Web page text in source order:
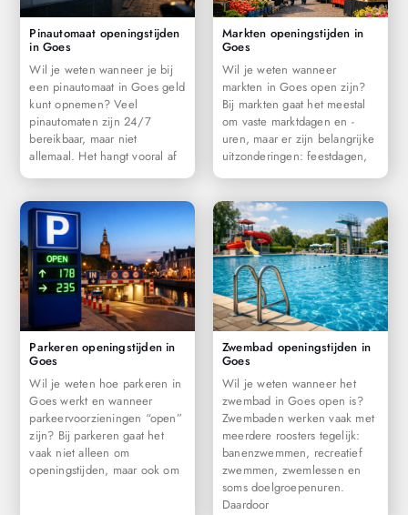
Pinautomaat openingstijden
in Goes
Wil je weten wanneer je bij
een pinautomaat in Goes geld
kunt opnemen? Veel
pinautomaten zijn 24/7
bereikbaar, maar niet
allemaal. Het hangt vooral af
Markten openingstijden in
Goes
Wil je weten wanneer
markten in Goes open zijn?
Bij markten gaat het meestal
om vaste marktdagen en -
uren, maar er zijn belangrijke
uitzonderingen: feestdagen,
Parkeren openingstijden in
Goes
Wil je weten hoe parkeren in
Goes werkt en wanneer
parkeervoorzieningen “open”
zijn? Bij parkeren gaat het
vaak niet alleen om
openingstijden, maar ook om
Zwembad openingstijden in
Goes
Wil je weten wanneer het
zwembad in Goes open is?
Zwembaden werken vaak met
meerdere roosters tegelijk:
banenzwemmen, recreatief
zwemmen, zwemlessen en
soms doelgroepenuren.
Daardoor